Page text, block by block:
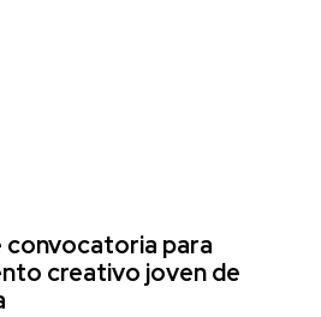
convocatoria para
creativo joven de